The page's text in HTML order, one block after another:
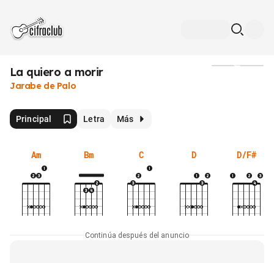
La quiero a morir
Jarabe de Palo
Principal Letra Más
Am Bm C D D/F#
Continúa después del anuncio